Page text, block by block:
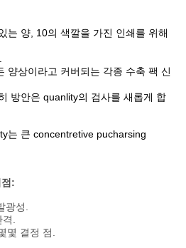
는 양, 10의 색깔을 가진 인쇄를 위해
양상이라고 커버되는 각종 수축 팩 신
방안은 quanlity의 검사를 새롭게 합
는 큰 concentretive pucharsing
:
광성.
격.
몇 결정 점.